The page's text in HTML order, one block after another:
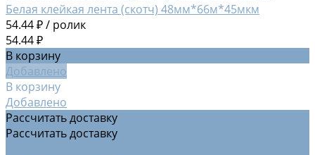
Белая клейкая лента (скотч) 48мм*66м*45мкм
54.44 ₽/ ролик
54.44 ₽
В корзину
Добавлено
В корзину
Добавлено
Рассчитать доставку
Рассчитать доставку